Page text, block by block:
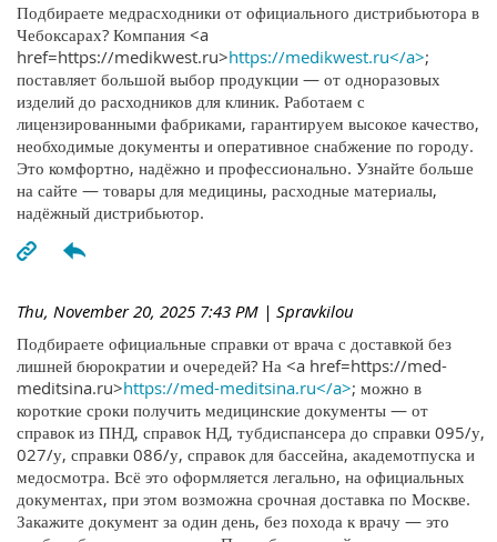
Подбираете медрасходники от официального дистрибьютора в
Чебоксарах? Компания <a
href=https://medikwest.ru>https://medikwest.ru</a>;
поставляет большой выбор продукции — от одноразовых
изделий до расходников для клиник. Работаем с
лицензированными фабриками, гарантируем высокое качество,
необходимые документы и оперативное снабжение по городу.
Это комфортно, надёжно и профессионально. Узнайте больше
на сайте — товары для медицины, расходные материалы,
надёжный дистрибьютор.
Thu, November 20, 2025 7:43 PM | Spravkilou
Подбираете официальные справки от врача с доставкой без
лишней бюрократии и очередей? На <a href=https://med-
meditsina.ru>https://med-meditsina.ru</a>; можно в
короткие сроки получить медицинские документы — от
справок из ПНД, справок НД, тубдиспансера до справки 095/у,
027/у, справки 086/у, справок для бассейна, академотпуска и
медосмотра. Всё это оформляется легально, на официальных
документах, при этом возможна срочная доставка по Москве.
Закажите документ за один день, без похода к врачу — это